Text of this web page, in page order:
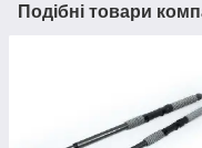
Подібні товари